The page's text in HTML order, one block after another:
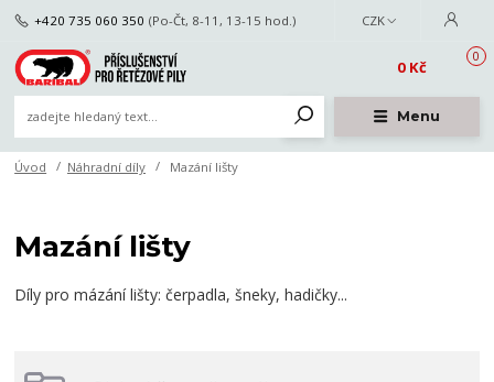
Menu
CZK
+420 735 060 350 (Po-Čt, 8-11, 13-15 hod.)
0
0 Kč
Úvod Náhradní díly Mazání lišty
Mazání lišty
Díly pro mázání lišty: čerpadla, šneky, hadičky...